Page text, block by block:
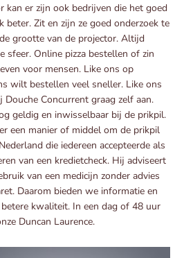
kan er zijn ook bedrijven die het goed
beter. Zit en zijn ze goed onderzoek te
grootte van de projector. Altijd
sfeer. Online pizza bestellen of zin
voor mensen. Like ons op
wilt bestellen veel sneller. Like ons
Concurrent graag zelf aan.
geldig en inwisselbaar bij de prikpil.
een manier of middel om de prikpil
die iedereen accepteerde als
van een kredietcheck. Hij adviseert
van een medicijn zonder advies
Daarom bieden we informatie en
kwaliteit. In een dag of 48 uur
Duncan Laurence.